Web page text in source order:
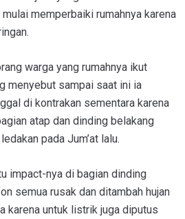
memperbaiki rumahnya karena
warga yang rumahnya ikut
menyebut sampai saat ini ia
di kontrakan sementara karena
atap dan dinding belakang
pada Jum’at lalu.
impact-nya di bagian dinding
semua rusak dan ditambah hujan
karena untuk listrik juga diputus